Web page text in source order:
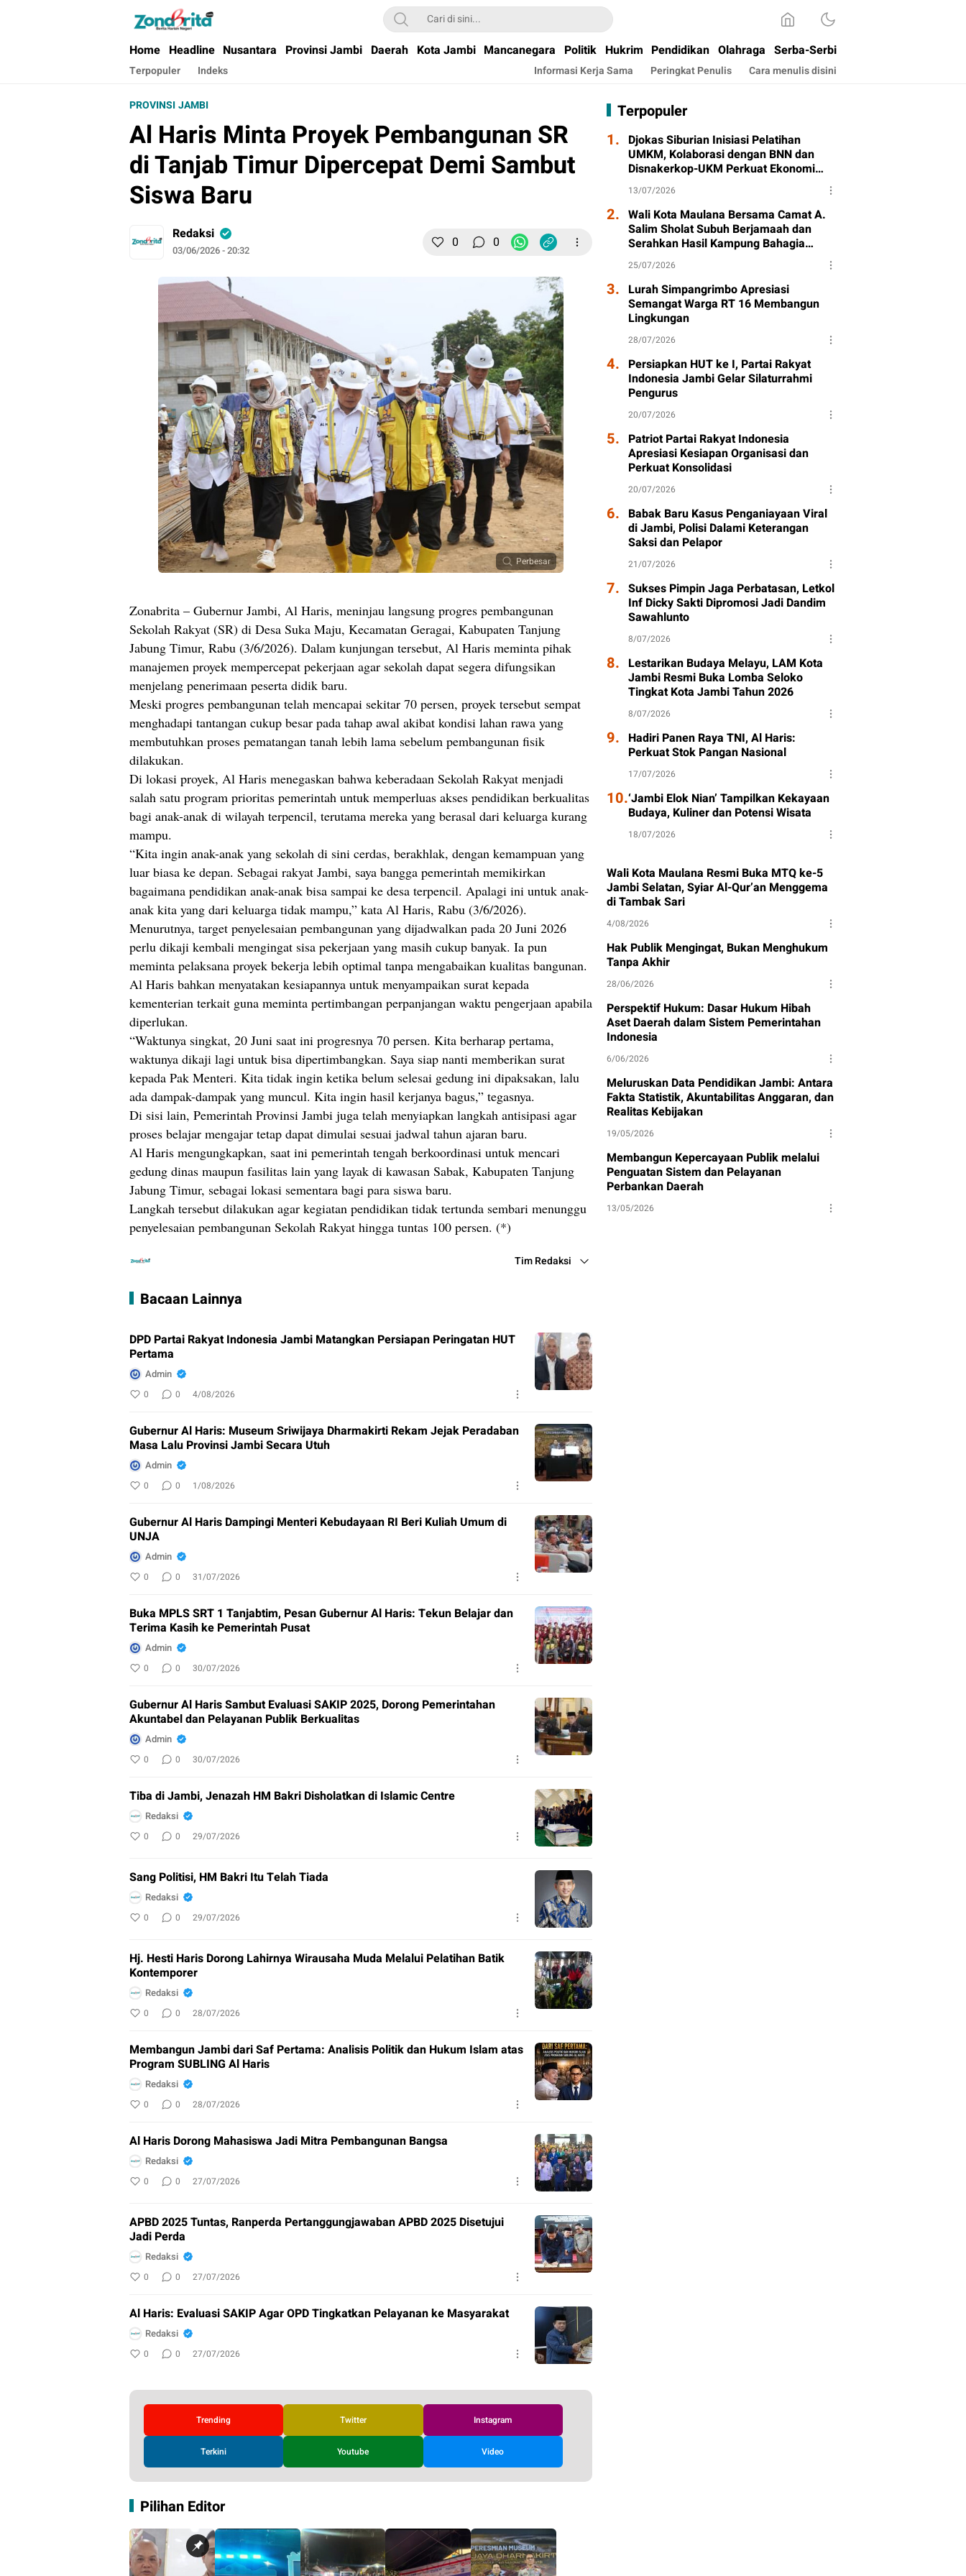
Berita Harian Negeri
Home Headline Nusantara Provinsi Jambi Daerah Kota Jambi Mancanegara Politik Hukrim Pendidikan Olahraga Serba-Serbi
Terpopuler Indeks Informasi Kerja Sama Peringkat Penulis Cara menulis disini
PROVINSI JAMBI
Al Haris Minta Proyek Pembangunan SR
di Tanjab Timur Dipercepat Demi Sambut
Siswa Baru
Redaksi
03/06/2026 - 20:32 0 0
Perbesar
Zonabrita – Gubernur Jambi, Al Haris, meninjau langsung progres pembangunan
Sekolah Rakyat (SR) di Desa Suka Maju, Kecamatan Geragai, Kabupaten Tanjung
Jabung Timur, Rabu (3/6/2026). Dalam kunjungan tersebut, Al Haris meminta pihak
manajemen proyek mempercepat pekerjaan agar sekolah dapat segera difungsikan
menjelang penerimaan peserta didik baru.
Meski progres pembangunan telah mencapai sekitar 70 persen, proyek tersebut sempat
menghadapi tantangan cukup besar pada tahap awal akibat kondisi lahan rawa yang
membutuhkan proses pematangan tanah lebih lama sebelum pembangunan fisik
dilakukan.
Di lokasi proyek, Al Haris menegaskan bahwa keberadaan Sekolah Rakyat menjadi
salah satu program prioritas pemerintah untuk memperluas akses pendidikan berkualitas
bagi anak-anak di wilayah terpencil, terutama mereka yang berasal dari keluarga kurang
mampu.
“Kita ingin anak-anak yang sekolah di sini cerdas, berakhlak, dengan kemampuan yang
luar biasa ke depan. Sebagai rakyat Jambi, saya bangga pemerintah memikirkan
bagaimana pendidikan anak-anak bisa sampai ke desa terpencil. Apalagi ini untuk anak-
anak kita yang dari keluarga tidak mampu,” kata Al Haris, Rabu (3/6/2026).
Menurutnya, target penyelesaian pembangunan yang dijadwalkan pada 20 Juni 2026
perlu dikaji kembali mengingat sisa pekerjaan yang masih cukup banyak. Ia pun
meminta pelaksana proyek bekerja lebih optimal tanpa mengabaikan kualitas bangunan.
Al Haris bahkan menyatakan kesiapannya untuk menyampaikan surat kepada
kementerian terkait guna meminta pertimbangan perpanjangan waktu pengerjaan apabila
diperlukan.
“Waktunya singkat, 20 Juni saat ini progresnya 70 persen. Kita berharap pertama,
waktunya dikaji lagi untuk bisa dipertimbangkan. Saya siap nanti memberikan surat
kepada Pak Menteri. Kita tidak ingin ketika belum selesai gedung ini dipaksakan, lalu
ada dampak-dampak yang muncul. Kita ingin hasil kerjanya bagus,” tegasnya.
Di sisi lain, Pemerintah Provinsi Jambi juga telah menyiapkan langkah antisipasi agar
proses belajar mengajar tetap dapat dimulai sesuai jadwal tahun ajaran baru.
Al Haris mengungkapkan, saat ini pemerintah tengah berkoordinasi untuk mencari
gedung dinas maupun fasilitas lain yang layak di kawasan Sabak, Kabupaten Tanjung
Jabung Timur, sebagai lokasi sementara bagi para siswa baru.
Langkah tersebut dilakukan agar kegiatan pendidikan tidak tertunda sembari menunggu
penyelesaian pembangunan Sekolah Rakyat hingga tuntas 100 persen. (*)
Tim Redaksi
Bacaan Lainnya
DPD Partai Rakyat Indonesia Jambi Matangkan Persiapan Peringatan HUT
Pertama
Admin
0 0 4/08/2026
Gubernur Al Haris: Museum Sriwijaya Dharmakirti Rekam Jejak Peradaban
Masa Lalu Provinsi Jambi Secara Utuh
Admin
0 0 1/08/2026
Gubernur Al Haris Dampingi Menteri Kebudayaan RI Beri Kuliah Umum di
UNJA
Admin
0 0 31/07/2026
Buka MPLS SRT 1 Tanjabtim, Pesan Gubernur Al Haris: Tekun Belajar dan
Terima Kasih ke Pemerintah Pusat
Admin
0 0 30/07/2026
Gubernur Al Haris Sambut Evaluasi SAKIP 2025, Dorong Pemerintahan
Akuntabel dan Pelayanan Publik Berkualitas
Admin
0 0 30/07/2026
Tiba di Jambi, Jenazah HM Bakri Disholatkan di Islamic Centre
Redaksi
0 0 29/07/2026
Sang Politisi, HM Bakri Itu Telah Tiada
Redaksi
0 0 29/07/2026
Hj. Hesti Haris Dorong Lahirnya Wirausaha Muda Melalui Pelatihan Batik
Kontemporer
Redaksi
0 0 28/07/2026
Membangun Jambi dari Saf Pertama: Analisis Politik dan Hukum Islam atas
Program SUBLING Al Haris
Redaksi
0 0 28/07/2026
Al Haris Dorong Mahasiswa Jadi Mitra Pembangunan Bangsa
Redaksi
0 0 27/07/2026
APBD 2025 Tuntas, Ranperda Pertanggungjawaban APBD 2025 Disetujui
Jadi Perda
Redaksi
0 0 27/07/2026
Al Haris: Evaluasi SAKIP Agar OPD Tingkatkan Pelayanan ke Masyarakat
Redaksi
0 0 27/07/2026
Trending Twitter Instagram
Terkini Youtube Video
Pilihan Editor
Terpopuler
1. Djokas Siburian Inisiasi Pelatihan
UMKM, Kolaborasi dengan BNN dan
Disnakerkop-UKM Perkuat Ekonomi
Warga
13/07/2026
2. Wali Kota Maulana Bersama Camat A.
Salim Sholat Subuh Berjamaah dan
Serahkan Hasil Kampung Bahagia
Tahap I
25/07/2026
3. Lurah Simpangrimbo Apresiasi
Semangat Warga RT 16 Membangun
Lingkungan
28/07/2026
4. Persiapkan HUT ke I, Partai Rakyat
Indonesia Jambi Gelar Silaturrahmi
Pengurus
20/07/2026
5. Patriot Partai Rakyat Indonesia
Apresiasi Kesiapan Organisasi dan
Perkuat Konsolidasi
20/07/2026
6. Babak Baru Kasus Penganiayaan Viral
di Jambi, Polisi Dalami Keterangan
Saksi dan Pelapor
21/07/2026
7. Sukses Pimpin Jaga Perbatasan, Letkol
Inf Dicky Sakti Dipromosi Jadi Dandim
Sawahlunto
8/07/2026
8. Lestarikan Budaya Melayu, LAM Kota
Jambi Resmi Buka Lomba Seloko
Tingkat Kota Jambi Tahun 2026
8/07/2026
9. Hadiri Panen Raya TNI, Al Haris:
Perkuat Stok Pangan Nasional
17/07/2026
10.‘Jambi Elok Nian’ Tampilkan Kekayaan
Budaya, Kuliner dan Potensi Wisata
18/07/2026
Wali Kota Maulana Resmi Buka MTQ ke-5
Jambi Selatan, Syiar Al-Qur’an Menggema
di Tambak Sari
4/08/2026
Hak Publik Mengingat, Bukan Menghukum
Tanpa Akhir
28/06/2026
Perspektif Hukum: Dasar Hukum Hibah
Aset Daerah dalam Sistem Pemerintahan
Indonesia
6/06/2026
Meluruskan Data Pendidikan Jambi: Antara
Fakta Statistik, Akuntabilitas Anggaran, dan
Realitas Kebijakan
19/05/2026
Membangun Kepercayaan Publik melalui
Penguatan Sistem dan Pelayanan
Perbankan Daerah
13/05/2026